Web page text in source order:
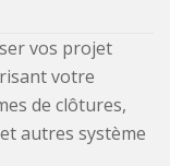
vos projet
votre
de clôtures,
autres système